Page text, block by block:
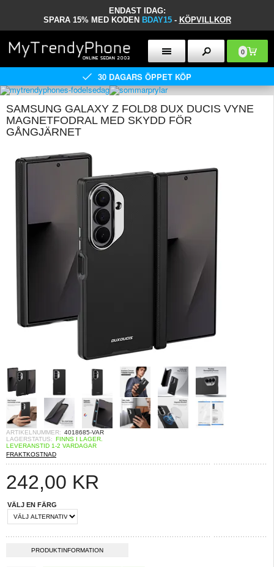
ENDAST IDAG:
SPARA 15% MED KODEN BDAY15 - KÖPVILLKOR
0
30 DAGARS ÖPPET KÖP
SAMSUNG GALAXY Z FOLD8 DUX DUCIS VYNE
MAGNETFODRAL MED SKYDD FÖR
GÅNGJÄRNET
ARTIKELNUMMER: 4018685-VAR
LAGERSTATUS: FINNS I LAGER.
LEVERANSTID 1-2 VARDAGAR
FRAKTKOSTNAD
242,00 KR
VÄLJ EN FÄRG
PRODUKTINFORMATION